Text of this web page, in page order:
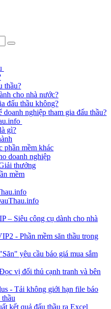
thầu?
cho nhà nước?
đấu thầu không?
doanh nghiệp tham gia đấu thầu?
gì?
phần mềm khác
doanh nghiệp
thưởng
mềm
– Siêu công cụ dành cho nhà
- Phần mềm săn thầu trong
yêu cầu báo giá mua sắm
vị đối thủ cạnh tranh và bên
- Tải không giới hạn file báo
kết quả đấu thầu ra Excel